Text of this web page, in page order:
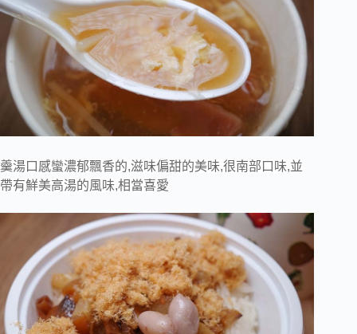
羹湯口感蠻濃郁飄香的,滋味偏甜的美味,很南部口味,並
帶有鮮美高湯的風味,相當喜愛